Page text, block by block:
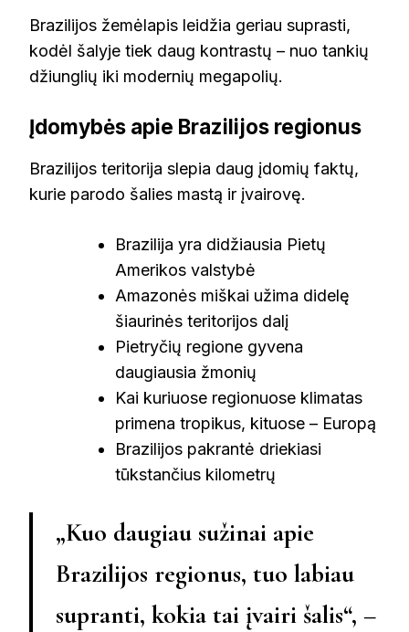
Brazilijos žemėlapis leidžia geriau suprasti,
kodėl šalyje tiek daug kontrastų – nuo tankių
džiunglių iki modernių megapolių.
Įdomybės apie Brazilijos regionus
Brazilijos teritorija slepia daug įdomių faktų,
kurie parodo šalies mastą ir įvairovę.
Brazilija yra didžiausia Pietų
Amerikos valstybė
Amazonės miškai užima didelę
šiaurinės teritorijos dalį
Pietryčių regione gyvena
daugiausia žmonių
Kai kuriuose regionuose klimatas
primena tropikus, kituose – Europą
Brazilijos pakrantė driekiasi
tūkstančius kilometrų
„Kuo daugiau sužinai apie
Brazilijos regionus, tuo labiau
supranti, kokia tai įvairi šalis“, –